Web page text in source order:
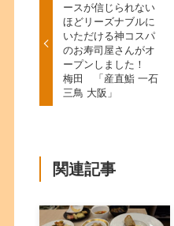
ースが信じられない
ほどリーズナブルに
いただける神コスパ
のお寿司屋さんがオ
ープンしました！
梅田 「産直鮨 一石
三鳥 大阪」
関連記事